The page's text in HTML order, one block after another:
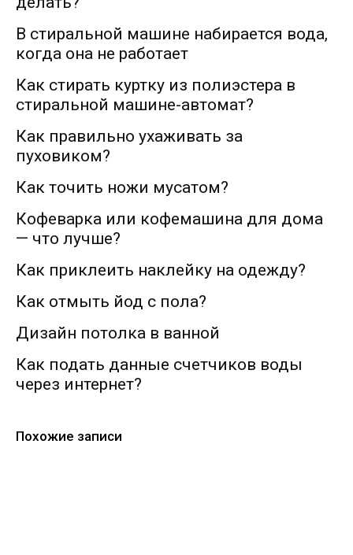
В стиральной машине набирается вода,
когда она не работает
Как стирать куртку из полиэстера в
стиральной машине-автомат?
Как правильно ухаживать за
пуховиком?
Как точить ножи мусатом?
Кофеварка или кофемашина для дома
— что лучше?
Как приклеить наклейку на одежду?
Как отмыть йод с пола?
Дизайн потолка в ванной
Как подать данные счетчиков воды
через интернет?
Похожие записи